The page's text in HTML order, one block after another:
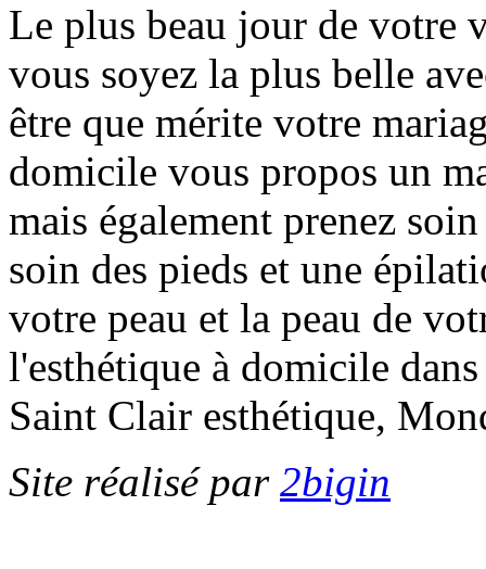
Le plus beau jour de votre
vous soyez la plus belle
être que mérite votre
domicile vous propos un
mais également prenez
soin des pieds et une
votre peau et la peau de
l'esthétique à domicile
Saint Clair esthétique,
Site réalisé par 2bigin